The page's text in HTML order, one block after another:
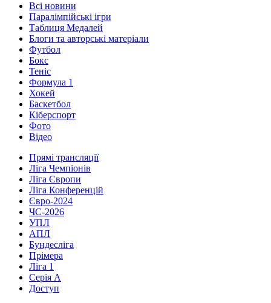
Всі новини
Паралімпійські ігри
Таблиця Медалей
Блоги та авторські матеріали
Футбол
Бокс
Теніс
Формула 1
Хокей
Баскетбол
Кіберспорт
Фото
Відео
Прямі трансляції
Ліга Чемпіонів
Ліга Європи
Ліга Конференцій
Євро-2024
ЧС-2026
УПЛ
АПЛ
Бундесліга
Прімера
Ліга 1
Серія А
Доступ